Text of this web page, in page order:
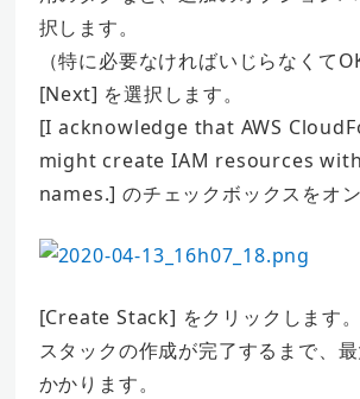
択します。
（特に必要なければいじらなくて
[Next] を選択します。
[I acknowledge that AWS
might create IAM resources
names.] のチェックボックスをオン
[Create Stack] をクリックします。
スタックの作成が完了するまで、
かかります。